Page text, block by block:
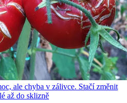
ale chyba v zálivce. Stačí změnit
až do sklizně